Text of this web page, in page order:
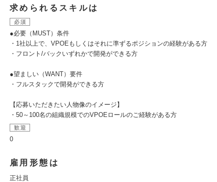
求められるスキルは
必須
●必要（MUST）条件
・1社以上で、VPOEもしくはそれに準ずるポジションの経験がある方
・フロント/バックいずれかで開発ができる方
●望ましい（WANT）要件
・フルスタックで開発ができる方
【応募いただきたい人物像のイメージ】
・50～100名の組織規模でのVPOEロールのご経験がある方
歓迎
0
雇用形態は
正社員